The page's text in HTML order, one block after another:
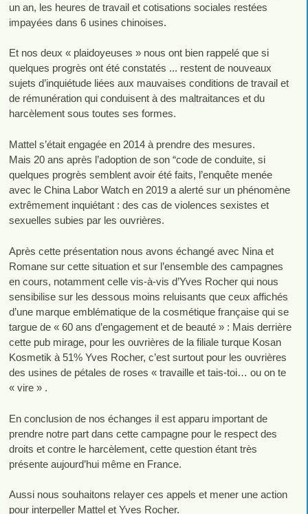
un an, les heures de travail et cotisations sociales restées
impayées dans 6 usines chinoises.
Et nos deux « plaidoyeuses » nous ont bien rappelé que si
quelques progrès ont été constatés ... restent de nouveaux
sujets d’inquiétude liées aux mauvaises conditions de travail et
de rémunération qui conduisent à des maltraitances et du
harcèlement sous toutes ses formes.
Mattel s’était engagée en 2014 à prendre des mesures.
Mais 20 ans après l’adoption de son “code de conduite, si
quelques progrès semblent avoir été faits, l’enquête menée
avec le China Labor Watch en 2019 a alerté sur un phénomène
extrêmement inquiétant : des cas de violences sexistes et
sexuelles subies par les ouvrières.
Après cette présentation nous avons échangé avec Nina et
Romane sur cette situation et sur l’ensemble des campagnes
en cours, notamment celle vis-à-vis d’Yves Rocher qui nous
sensibilise sur les dessous moins reluisants que ceux affichés
d’une marque emblématique de la cosmétique française qui se
targue de « 60 ans d’engagement et de beauté » : Mais derrière
cette pub mirage, pour les ouvrières de la filiale turque Kosan
Kosmetik à 51% Yves Rocher, c’est surtout pour les ouvrières
des usines de pétales de roses « travaille et tais-toi… ou on te
« vire » .
En conclusion de nos échanges il est apparu important de
prendre notre part dans cette campagne pour le respect des
droits et contre le harcèlement, cette question étant très
présente aujourd’hui même en France.
Aussi nous souhaitons relayer ces appels et mener une action
pour interpeller Mattel et Yves Rocher.